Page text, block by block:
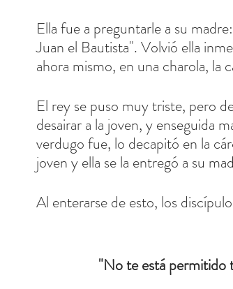
Ella fue a preguntarle a su
Juan el Bautista". Volvió ella
ahora mismo, en una charola, la
El rey se puso muy triste, pero
desairar a la joven, y enseguida
verdugo fue, lo decapitó en la
joven y ella se la entregó a su
Al enterarse de esto, los
"No te está permitido